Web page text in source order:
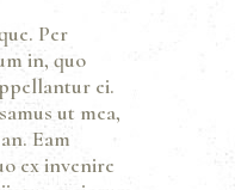
Per
in, quo
ei.
ut mea,
Eam
ex invenire